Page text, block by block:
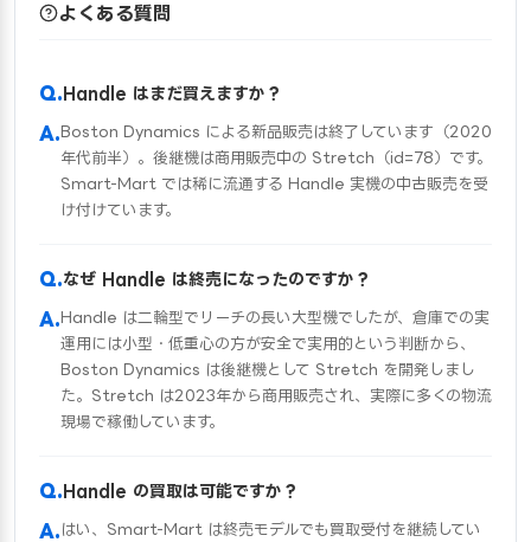
よくある質問
Handle はまだ買えますか？
Boston Dynamics による新品販売は終了しています（2020
年代前半）。後継機は商用販売中の Stretch（id=78）です。
Smart-Mart では稀に流通する Handle 実機の中古販売を受
け付けています。
なぜ Handle は終売になったのですか？
Handle は二輪型でリーチの長い大型機でしたが、倉庫での実
運用には小型・低重心の方が安全で実用的という判断から、
Boston Dynamics は後継機として Stretch を開発しまし
た。Stretch は2023年から商用販売され、実際に多くの物流
現場で稼働しています。
Handle の買取は可能ですか？
はい、Smart-Mart は終売モデルでも買取受付を継続してい